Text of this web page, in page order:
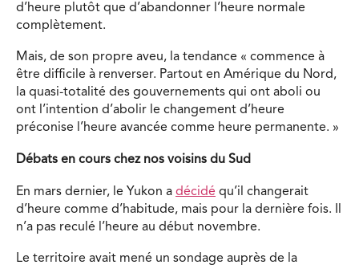
d’heure plutôt que d’abandonner l’heure normale
complètement.
Mais, de son propre aveu, la tendance « commence à
être difficile à renverser. Partout en Amérique du Nord,
la quasi-totalité des gouvernements qui ont aboli ou
ont l’intention d’abolir le changement d’heure
préconise l’heure avancée comme heure permanente. »
Débats en cours chez nos voisins du Sud
En mars dernier, le Yukon a décidé qu’il changerait
d’heure comme d’habitude, mais pour la dernière fois. Il
n’a pas reculé l’heure au début novembre.
Le territoire avait mené un sondage auprès de la